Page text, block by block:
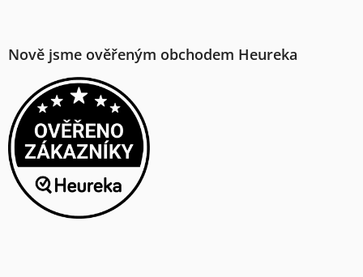
Nově jsme ověřeným obchodem Heureka